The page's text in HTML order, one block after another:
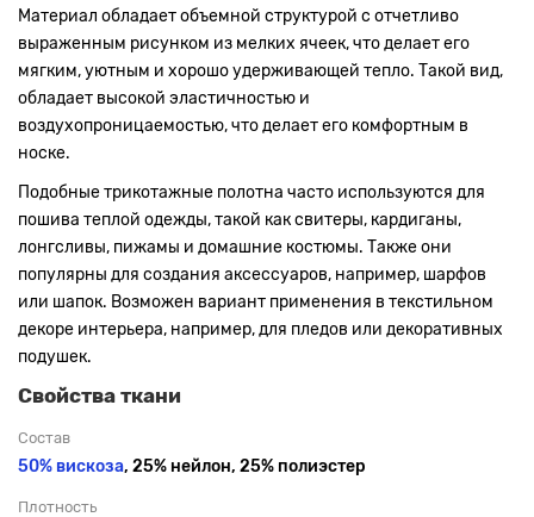
Материал обладает объемной структурой с отчетливо
выраженным рисунком из мелких ячеек, что делает его
мягким, уютным и хорошо удерживающей тепло. Такой вид,
обладает высокой эластичностью и
воздухопроницаемостью, что делает его комфортным в
носке.
Подобные трикотажные полотна часто используются для
пошива теплой одежды, такой как свитеры, кардиганы,
лонгсливы, пижамы и домашние костюмы. Также они
популярны для создания аксессуаров, например, шарфов
или шапок. Возможен вариант применения в текстильном
декоре интерьера, например, для пледов или декоративных
подушек.
Свойства ткани
Состав
50% вискоза, 25% нейлон, 25% полиэстер
Плотность